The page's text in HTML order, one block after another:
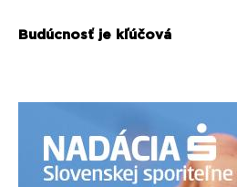
Budúcnosť je kľúčová